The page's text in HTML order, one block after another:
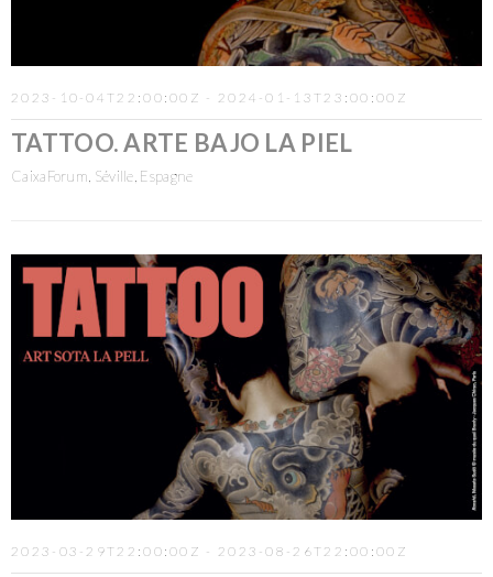
2023-10-04T22:00:00Z - 2024-01-13T23:00:00Z
TATTOO. ARTE BAJO LA PIEL
CaixaForum, Séville, Espagne
2023-03-29T22:00:00Z - 2023-08-26T22:00:00Z